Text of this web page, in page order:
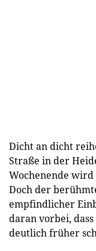
Dicht an dicht
Straße in der
Wochenende
Doch der
empfindlicher
daran vorbei,
deutlich früher